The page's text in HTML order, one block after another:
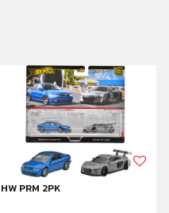
HW PRM 2PK